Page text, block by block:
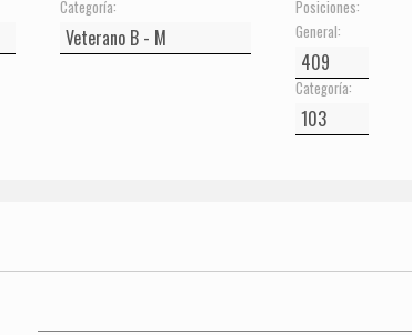
Categoría:
Posiciones:
General:
Categoría: